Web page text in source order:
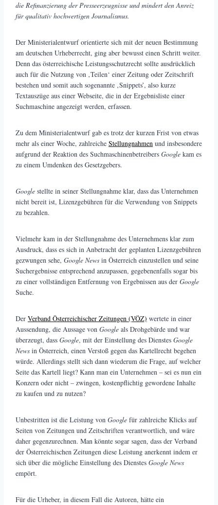
die Refinanzierung der Presseerzeugnisse und mindert den Anreiz
für qualitativ hochwertigen Journalismus.
Der Ministerialentwurf orientierte sich mit der neuen Bestimmung
am deutschen Urheberrecht, ging aber bewusst einen Schritt weiter.
Denn das österreichische Leistungsschutzrecht sollte ausdrücklich
auch für die Nutzung von ‚Teilen‘ einer Zeitung oder Zeitschrift
bestehen und somit auch sogenannte ‚Snippets’, also kurze
Textauszüge aus einer Webseite, die in der Ergebnisliste einer
Suchmaschine angezeigt werden, erfassen.
Zu dem Ministerialentwurf gab es trotz der kurzen Frist von etwas
mehr als einer Woche, zahlreiche Stellungnahmen und insbesondere
aufgrund der Reaktion des Suchmaschinenbetreibers Google kam es
zu einem Umdenken des Gesetzgebers.
Google stellte in seiner Stellungnahme klar, dass das Unternehmen
nicht bereit ist, Lizenzgebühren für die Verwendung von Snippets
zu bezahlen.
Vielmehr kam in der Stellungnahme des Unternehmens klar zum
Ausdruck, dass es sich in Anbetracht der geplanten Lizenzgebühren
gezwungen sehe, Google News in Österreich einzustellen und seine
Suchergebnisse entsprechend anzupassen, gegebenenfalls sogar bis
zu einer vollständigen Entfernung von Ergebnissen aus der Google
Suche.
Der Verband Österreichischer Zeitungen (VÖZ) wertete in einer
Aussendung, die Aussage von Google als Drohgebärde und war
überzeugt, dass Google, mit der Einstellung des Dienstes Google
News in Österreich, einen Verstoß gegen das Kartellrecht begehen
würde. Allerdings stellt sich dann wiederum die Frage, auf welcher
Seite das Kartell liegt? Kann man ein Unternehmen – sei es nun ein
Konzern oder nicht – zwingen, kostenpflichtig gewordene Inhalte
zu kaufen und zu nutzen?
Unbestritten ist die Leistung von Google für zahlreiche Klicks auf
Seiten von Zeitungen und Zeitschriften verantwortlich, und wäre
daher gegenzurechnen. Man könnte sogar sagen, dass der Verband
der Österreichischen Zeitungen diese Leistung anerkennt indem er
sich über die mögliche Einstellung des Dienstes Google News
empört.
Für die Urheber, in diesem Fall die Autoren, hätte ein